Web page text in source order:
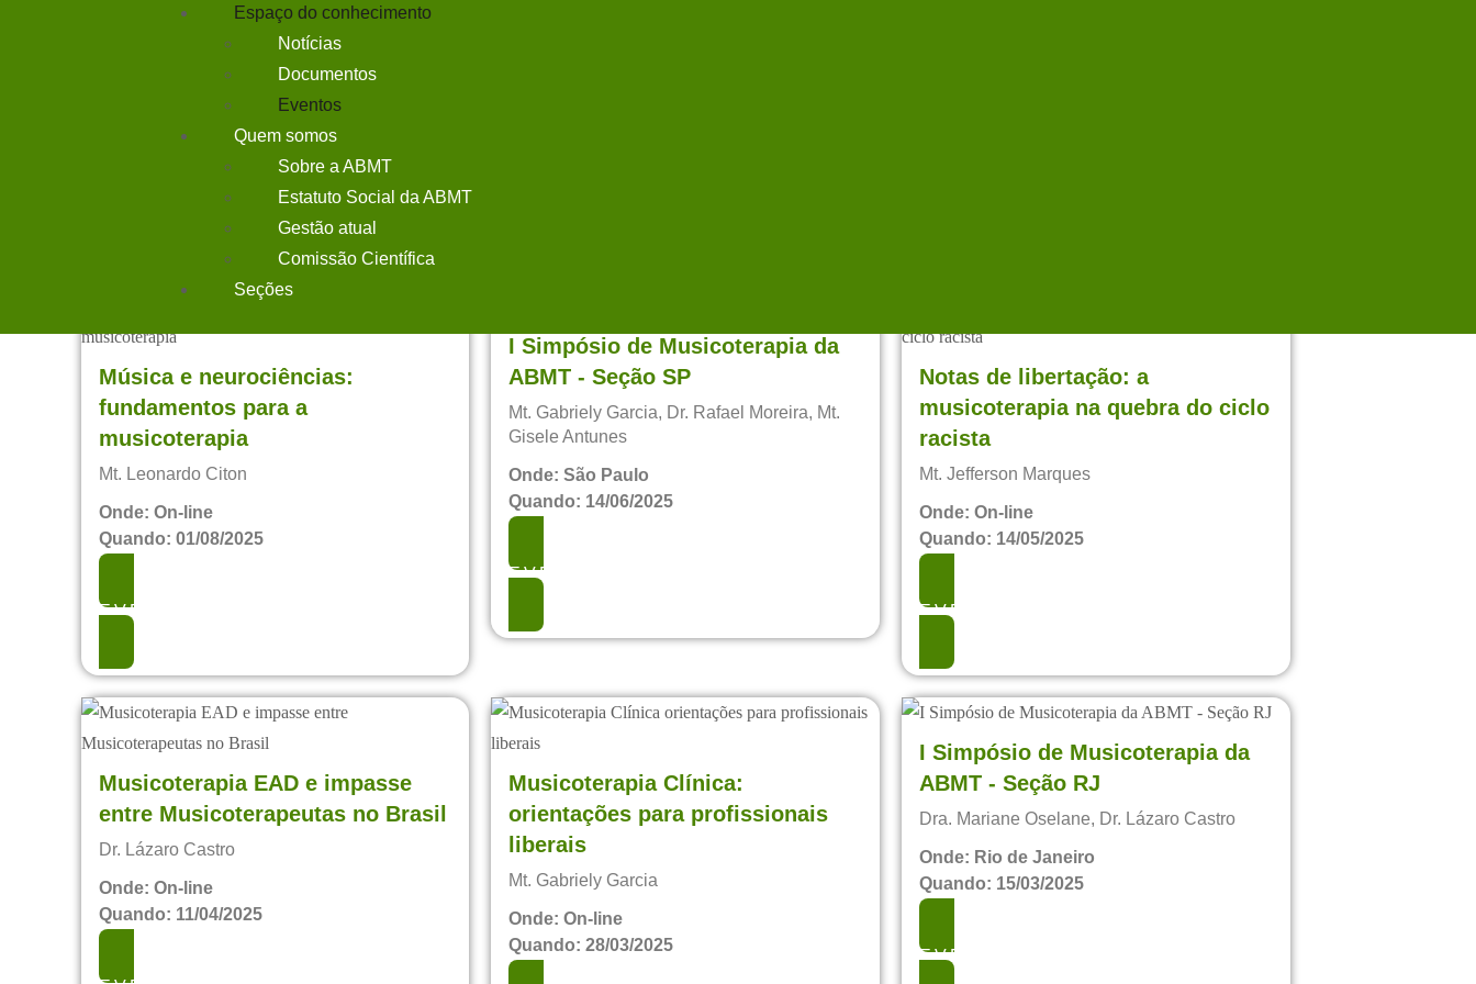
Espaço do conhecimento
Notícias
Documentos
Eventos
Quem somos
Sobre a ABMT
Estatuto Social da ABMT
Gestão atual
Comissão Científica
Seções
Onde: Online
Quando: 18/03/2026
EVENTO REALIZADO
Música e neurociências:
fundamentos para a
musicoterapia
Mt. Leonardo Citon
Onde: On-line
Quando: 01/08/2025
EVENTO REALIZADO
I Simpósio de Musicoterapia da
ABMT - Seção SP
Mt. Gabriely Garcia, Dr. Rafael Moreira, Mt.
Gisele Antunes
Onde: São Paulo
Quando: 14/06/2025
EVENTO REALIZADO
Notas de libertação: a
musicoterapia na quebra do ciclo
racista
Mt. Jefferson Marques
Onde: On-line
Quando: 14/05/2025
EVENTO REALIZADO
Musicoterapia EAD e impasse
entre Musicoterapeutas no Brasil
Dr. Lázaro Castro
Onde: On-line
Quando: 11/04/2025
Musicoterapia Clínica:
orientações para profissionais
liberais
Mt. Gabriely Garcia
Onde: On-line
Quando: 28/03/2025
I Simpósio de Musicoterapia da
ABMT - Seção RJ
Dra. Mariane Oselane, Dr. Lázaro Castro
Onde: Rio de Janeiro
Quando: 15/03/2025
EVENTO REALIZADO